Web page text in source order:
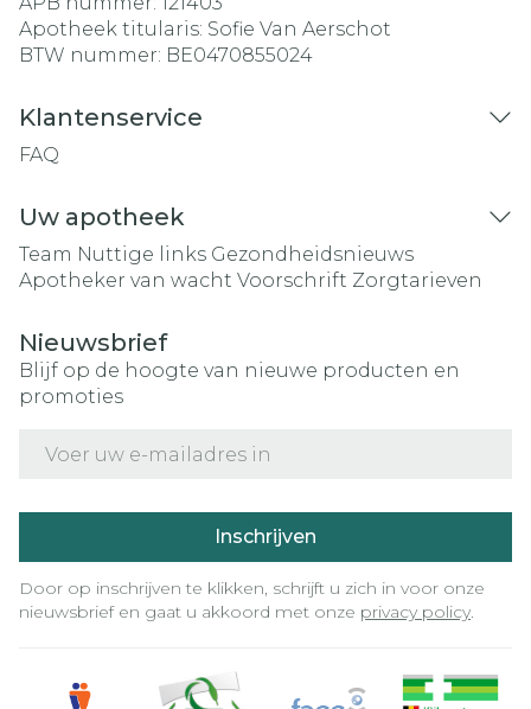
Apotheek titularis: Sofie Van Aerschot
BTW nummer: BE0470855024
Klantenservice
FAQ
Uw apotheek
Team Nuttige links Gezondheidsnieuws
Apotheker van wacht Voorschrift Zorgtarieven
Nieuwsbrief
Blijf op de hoogte van nieuwe producten en
promoties
Inschrijven
Door op inschrijven te klikken, schrijft u zich in voor onze
nieuwsbrief en gaat u akkoord met onze privacy policy.